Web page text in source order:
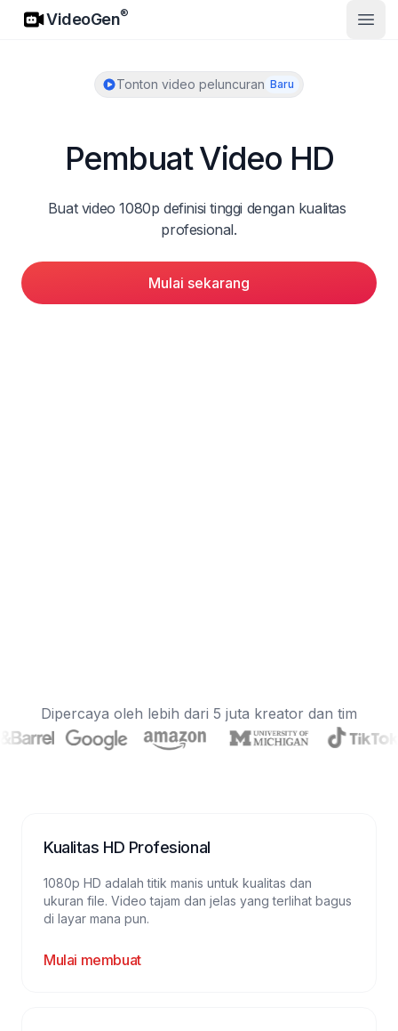
VideoGen
VideoGen®
Buka
Tonton video peluncuran Baru
Pembuat Video HD
Buat video 1080p definisi tinggi dengan kualitas
profesional.
Mulai sekarang
Dipercaya oleh lebih dari 5 juta kreator dan tim
Kualitas HD Profesional
1080p HD adalah titik manis untuk kualitas dan
ukuran file. Video tajam dan jelas yang terlihat bagus
di layar mana pun.
Mulai membuat